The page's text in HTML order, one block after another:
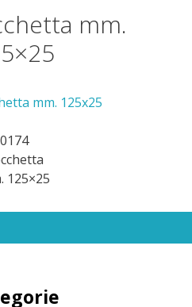
mm.
0174
125×25